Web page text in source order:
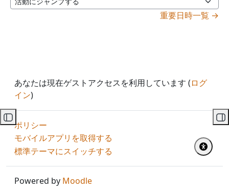
コースインデックスを開く
活動にジャンプする
重要日時一覧 →
あなたは現在ゲストアクセスを利用しています (ログ
イン)
ポリシー
モバイルアプリを取得する
標準テーマにスイッチする
Powered by Moodle